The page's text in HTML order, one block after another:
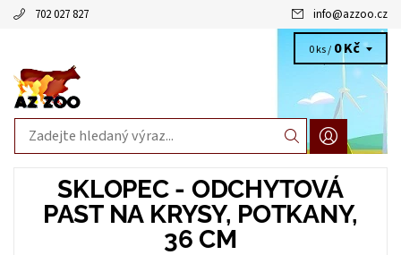
702 027 827 info@azzoo.cz
0 ks / 0 Kč
SKLOPEC - ODCHYTOVÁ
PAST NA KRYSY, POTKANY,
36 CM